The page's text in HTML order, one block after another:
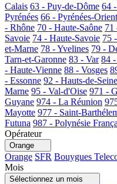
Calais 63 - Puy-de-Dôme 64
Pyrénées 66 - Pyrénées-
- Rhône 70 - Haute-Saône 71
Savoie 74 - Haute-Savoie 75
et-Marne 78 - Yvelines 79 -
Tarn-et-Garonne 83 - Var 84
- Haute-Vienne 88 - Vosges
- Essonne 92 - Hauts-de-Seine
Marne 95 - Val-d'Oise 971 -
Guyane 974 - La Réunion
Mayotte 977 - Saint-
Futuna 987 - Polynésie
Opérateur
Orange
Orange SFR Bouygues
Mois
Sélectionnez un mois